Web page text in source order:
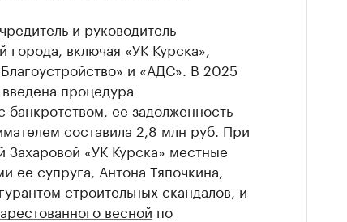
и руководитель
включая «УК Курска»,
и «АДС». В 2025
процедура
банкротством, ее задолженность
составила 2,8 млн руб. При
Захаровой «УК Курска» местные
ее супруга, Антона Тяпочкина,
строительных скандалов, и
арестованного весной по